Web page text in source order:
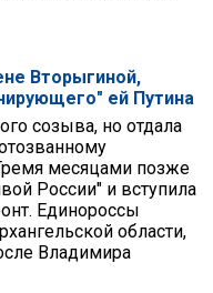
Вторыгиной,
ей Путина
созыва, но отдала
месяцами позже
России" и вступила
Единороссы
области,
Владимира